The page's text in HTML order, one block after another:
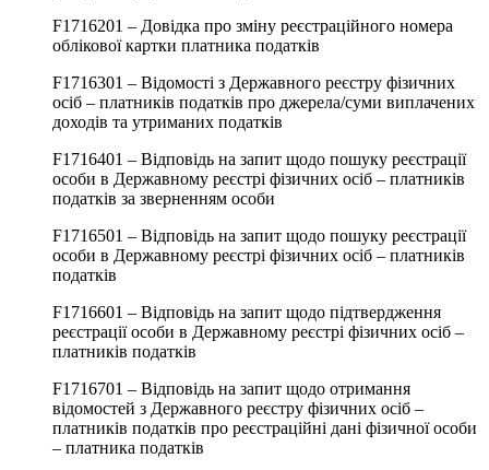
F1716201 – Довідка про зміну реєстраційного номера
облікової картки платника податків
F1716301 – Відомості з Державного реєстру фізичних
осіб – платників податків про джерела/суми виплачених
доходів та утриманих податків
F1716401 – Відповідь на запит щодо пошуку реєстрації
особи в Державному реєстрі фізичних осіб – платників
податків за зверненням особи
F1716501 – Відповідь на запит щодо пошуку реєстрації
особи в Державному реєстрі фізичних осіб – платників
податків
F1716601 – Відповідь на запит щодо підтвердження
реєстрації особи в Державному реєстрі фізичних осіб –
платників податків
F1716701 – Відповідь на запит щодо отримання
відомостей з Державного реєстру фізичних осіб –
платників податків про реєстраційні дані фізичної особи
– платника податків